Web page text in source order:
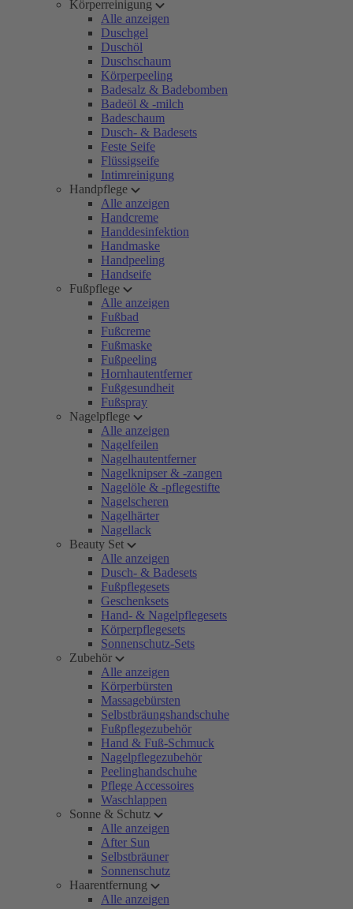
Körperreinigung
Alle anzeigen
Duschgel
Duschöl
Duschschaum
Körperpeeling
Badesalz & Badebomben
Badeöl & -milch
Badeschaum
Dusch- & Badesets
Feste Seife
Flüssigseife
Intimreinigung
Handpflege
Alle anzeigen
Handcreme
Handdesinfektion
Handmaske
Handpeeling
Handseife
Fußpflege
Alle anzeigen
Fußbad
Fußcreme
Fußmaske
Fußpeeling
Hornhautentferner
Fußgesundheit
Fußspray
Nagelpflege
Alle anzeigen
Nagelfeilen
Nagelhautentferner
Nagelknipser & -zangen
Nagelöle & -pflegestifte
Nagelscheren
Nagelhärter
Nagellack
Beauty Set
Alle anzeigen
Dusch- & Badesets
Fußpflegesets
Geschenksets
Hand- & Nagelpflegesets
Körperpflegesets
Sonnenschutz-Sets
Zubehör
Alle anzeigen
Körperbürsten
Massagebürsten
Selbstbräungshandschuhe
Fußpflegezubehör
Hand & Fuß-Schmuck
Nagelpflegezubehör
Peelinghandschuhe
Pflege Accessoires
Waschlappen
Sonne & Schutz
Alle anzeigen
After Sun
Selbstbräuner
Sonnenschutz
Haarentfernung
Alle anzeigen